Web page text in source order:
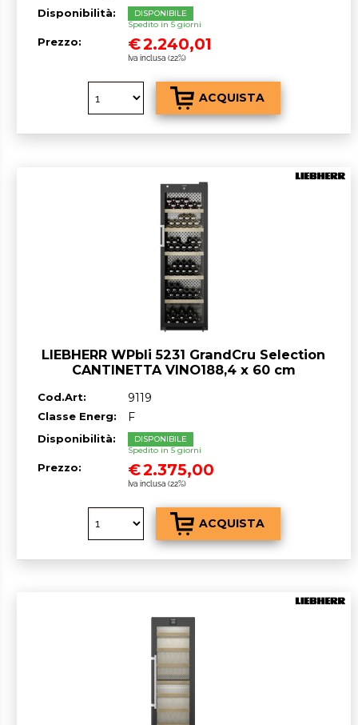
Disponibilità:
DISPONIBILE
Spedito in 5 giorni
Prezzo: €2.240,01
Iva inclusa (22%)
LIEBHERR WPbli 5231 GrandCru Selection
CANTINETTA VINO188,4 x 60 cm
UN PREVENTIVO
Cod.Art: 9119
Classe Energ: F
Disponibilità:
DISPONIBILE
Spedito in 5 giorni
Prezzo: €2.375,00
Iva inclusa (22%)